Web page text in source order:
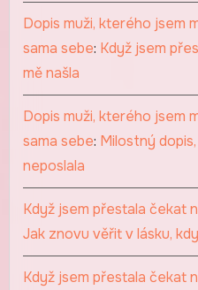
Dopis muži, kterého jsem
sama sebe: Když jsem
mě našla
Dopis muži, kterého jsem
sama sebe: Milostný
neposlala
Když jsem přestala čekat
Jak znovu věřit v lásku,
Když jsem přestala čekat